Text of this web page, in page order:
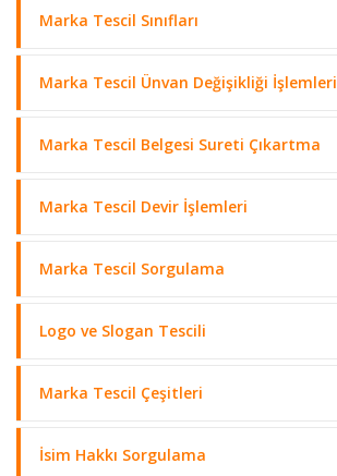
Marka Tescil Sınıfları
Marka Tescil Ünvan Değişikliği İşlemleri
Marka Tescil Belgesi Sureti Çıkartma
Marka Tescil Devir İşlemleri
Marka Tescil Sorgulama
Logo ve Slogan Tescili
Marka Tescil Çeşitleri
İsim Hakkı Sorgulama